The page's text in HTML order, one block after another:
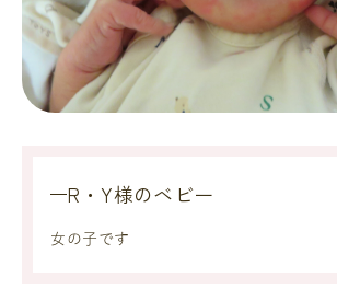
R・Y様のベビー
女の子です